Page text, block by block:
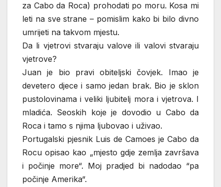
za Cabo da Roca) prohodati po moru. Kosa mi
leti na sve strane – pomislim kako bi bilo divno
umrijeti na takvom mjestu.
Da li vjetrovi stvaraju valove ili valovi stvaraju
vjetrove?
Juan je bio pravi obiteljski čovjek. Imao je
devetero djece i samo jedan brak. Bio je sklon
pustolovinama i veliki ljubitelj mora i vjetrova. I
mladića. Seoskih koje je dovodio u Cabo da
Roca i tamo s njima ljubovao i uživao.
Portugalski pjesnik Luis de Camoes je Cabo da
Rocu opisao kao „mjesto gdje zemlja završava
i počinje more“. Moj pradjed bi nadodao “pa
počinje Amerika“.